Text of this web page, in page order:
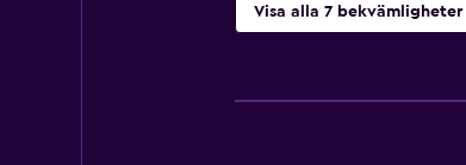
Visa alla 7 bekvämligheter
Flygbuss